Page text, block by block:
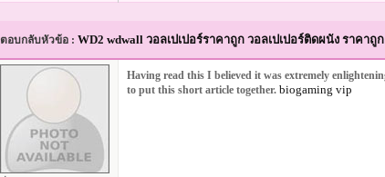
ตอบกลับหัวข้อ : WD2 wdwall วอลเปเปอร์ราคาถูก วอลเปเปอร์ติดผนัง ราคาถู
Having read this I believed it was extremely
to put this short article together. biogaming vip